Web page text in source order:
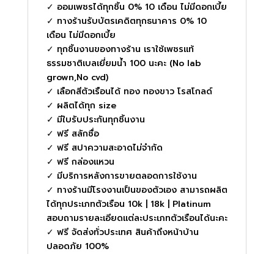
✓ ออมเพชรได้ทุกชิ้น 0% 10 เดือน ไม่มีดอกเบี้ย
✓ ทางร้านรับบัตรเคดิตทุกธนาคาร 0% 10
เดือน ไม่มีดอกเบี้ย
✓ ทุกชิ้นงานของทางร้าน เราใช้เพชรแท้
ธรรมชาติเบลเยี่ยมน้ำ 100 นะคะ (No lab
grown,No cvd)
✓ เลือกสีตัวเรือนได้ ทอง ทองขาว โรสโกลด์
✓ ผลิตได้ทุก size
✓ มีใบรับประกันทุกชิ้นงาน
✓ ฟรี สลักชื่อ
✓ ฟรี สปาความสะอาดไม่จำกัด
✓ ฟรี กล่องแหวน
✓ มีบริการหลังการขายตลอดการใช้งาน
✓ ทางร้านมีโรงงานเป็นของตัวเอง สามารถผลิต
ได้ทุกประเภทตัวเรือน 10k | 18k | Platinum
สอบถามรายละเอียดแต่ละประเภทตัวเรือนได้นะคะ
✓ ฟรี จัดส่งทั่วประเทศ สินค้าถึงหน้าบ้าน
ปลอดภัย 100%